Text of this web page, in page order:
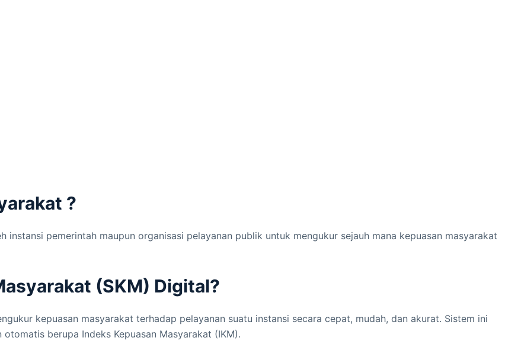
?
instansi pemerintah maupun organisasi pelayanan publik untuk mengukur sejauh mana kepuasan masyarakat
(SKM) Digital?
kepuasan masyarakat terhadap pelayanan suatu instansi secara cepat, mudah, dan akurat. Sistem ini
berupa Indeks Kepuasan Masyarakat (IKM).